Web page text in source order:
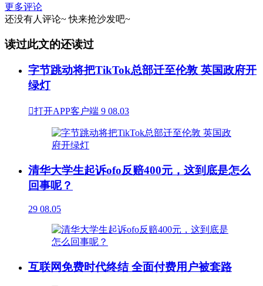
更多评论
还没有人评论~ 快来抢沙发吧~
读过此文的还读过
字节跳动将把TikTok总部迁至伦敦 英国政府开
绿灯
打开APP客户端 9 08.03
清华大学生起诉ofo反赔400元，这到底是怎么
回事呢？
29 08.05
互联网免费时代终结 全面付费用户被套路